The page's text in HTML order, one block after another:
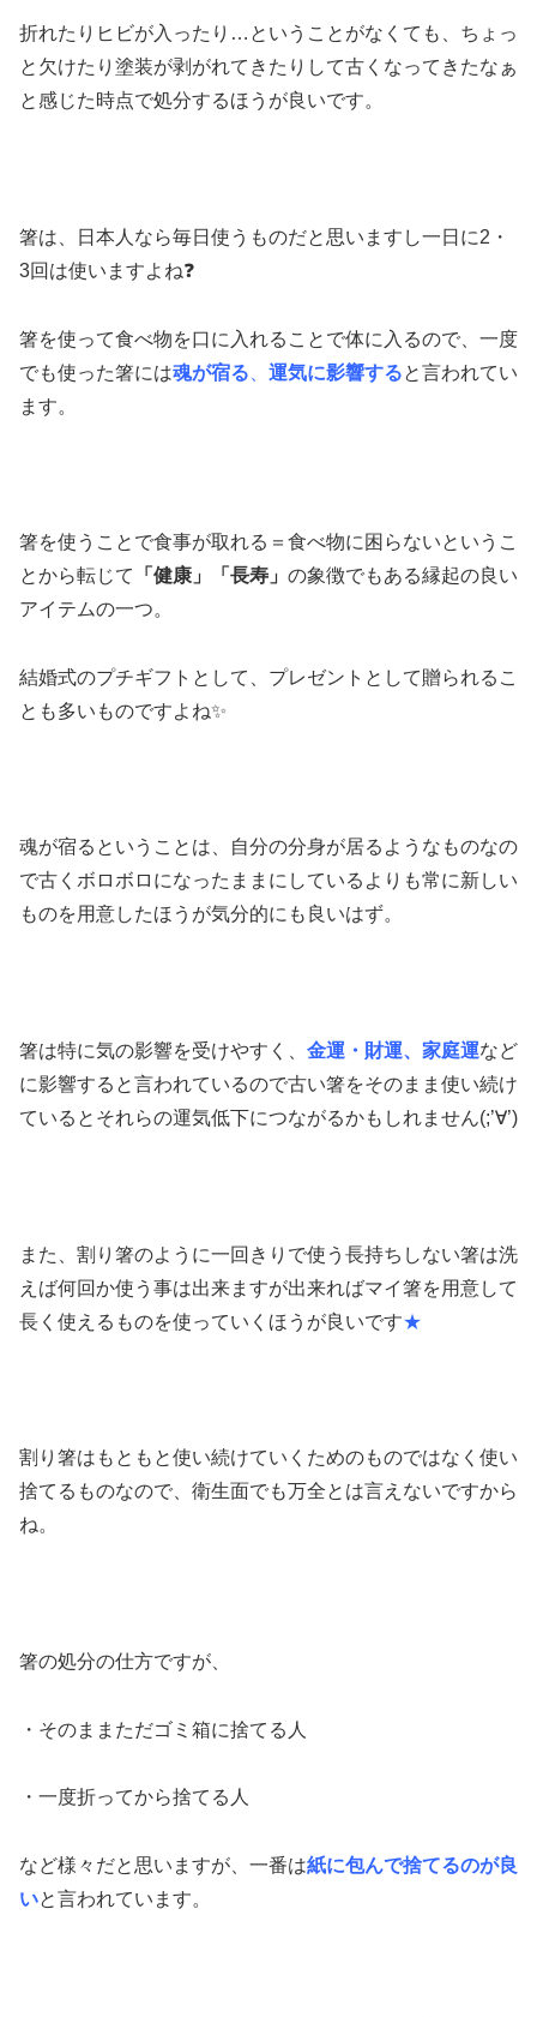
折れたりヒビが入ったり…ということがなくても、ちょっ
と欠けたり塗装が剥がれてきたりして古くなってきたなぁ
と感じた時点で処分するほうが良いです。
箸は、日本人なら毎日使うものだと思いますし一日に2・
3回は使いますよね❓
箸を使って食べ物を口に入れることで体に入るので、一度
でも使った箸には魂が宿る 運気に影響すると言われてい
ます。
箸を使うことで食事が取れる＝食べ物に困らないというこ
とから転じて
「健康」「長寿」 の象徴でもある縁起の良い
アイテムの一つ。
結婚式のプチギフトとして、プレゼントとして贈られるこ
とも多いものですよね✨
魂が宿るということは、自分の分身が居るようなものなの
で古くボロボロになったままにしているよりも常に新しい
ものを用意したほうが気分的にも良いはず。
箸は特に気の影響を受けやすく、 金運・財運、家庭運など
に影響すると言われているので古い箸をそのまま使い続け
ているとそれらの運気低下につながるかもしれません(;’∀’)
また、割り箸のように一回きりで使う長持ちしない箸は洗
えば何回か使う事は出来ますが出来ればマイ箸を用意して
長く使えるものを使っていくほうが良いです★
割り箸はもともと使い続けていくためのものではなく使い
捨てるものなので、衛生面でも万全とは言えないですから
ね。
箸の処分の仕方ですが、
・そのままただゴミ箱に捨てる人
・一度折ってから捨てる人
など様々だと思いますが、一番は紙に包んで捨てるのが良
いと言われています。